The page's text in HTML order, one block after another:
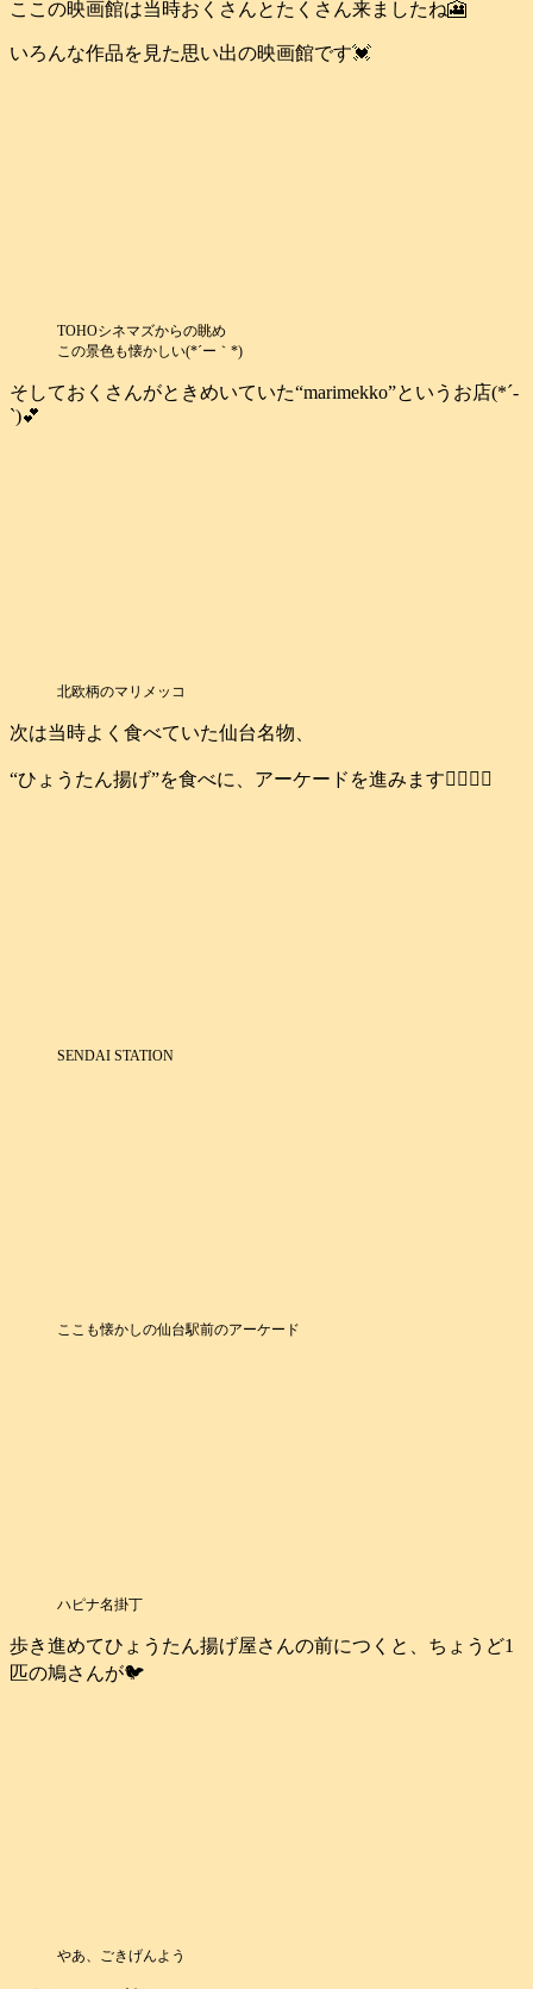
ここの映画館は当時おくさんとたくさん来ましたね🎦
いろんな作品を見た思い出の映画館です💓
TOHOシネマズからの眺め
この景色も懐かしい(*´ー｀*)
そしておくさんがときめいていた“marimekko”というお店(*´-
`)💕
北欧柄のマリメッコ
次は当時よく食べていた仙台名物、
“ひょうたん揚げ”を食べに、アーケードを進みます🚶‍♂️🚶‍♀️
SENDAI STATION
ここも懐かしの仙台駅前のアーケード
ハピナ名掛丁
歩き進めてひょうたん揚げ屋さんの前につくと、ちょうど1
匹の鳩さんが🐦️
やあ、ごきげんよう